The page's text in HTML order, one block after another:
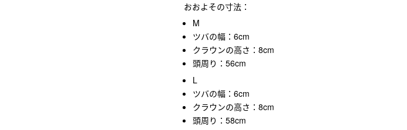
おおよその寸法：
M
ツバの幅：6cm
クラウンの高さ：8cm
頭周り：56cm
L
ツバの幅：6cm
クラウンの高さ：8cm
頭周り：58cm